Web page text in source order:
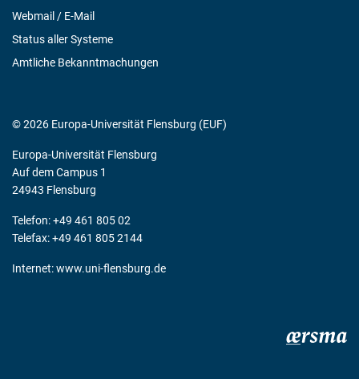
Webmail / E-Mail
Status aller Systeme
Amtliche Bekanntmachungen
© 2026 Europa-Universität Flensburg (EUF)
Europa-Universität Flensburg
Auf dem Campus 1
24943 Flensburg
Telefon: +49 461 805 02
Telefax: +49 461 805 2144
Internet:www.uni-flensburg.de